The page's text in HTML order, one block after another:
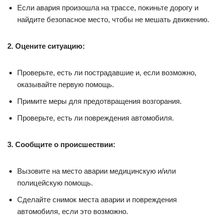
Если авария произошла на трассе, покиньте дорогу и
найдите безопасное место, чтобы не мешать движению.
2. Оцените ситуацию:
Проверьте, есть ли пострадавшие и, если возможно,
оказывайте первую помощь.
Примите меры для предотвращения возгорания.
Проверьте, есть ли повреждения автомобиля.
3. Сообщите о происшествии:
Вызовите на место аварии медицинскую и/или
полицейскую помощь.
Сделайте снимок места аварии и повреждения
автомобиля, если это возможно.